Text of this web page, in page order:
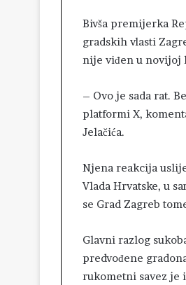
Bivša premijerka
gradskih vlasti
nije viđen u novijoj
– Ovo je sada rat.
platformi X,
Jelačića.
Njena reakcija
Vlada Hrvatske, u
se Grad Zagreb
Glavni razlog
predvođene
rukometni savez je